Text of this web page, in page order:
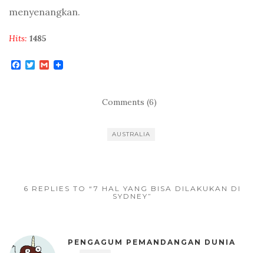
menyenangkan.
Hits: 1485
F
T
G
Comments (6)
AUSTRALIA
6 REPLIES TO “7 HAL YANG BISA DILAKUKAN DI
SYDNEY”
PENGAGUM PEMANDANGAN DUNIA